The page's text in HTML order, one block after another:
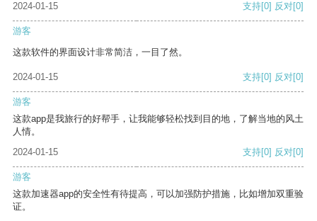
2024-01-15
支持[0] 反对[0]
游客
这款软件的界面设计非常简洁，一目了然。
2024-01-15 支持[0] 反对[0]
游客
这款app是我旅行的好帮手，让我能够轻松找到目的地，了解当地的风土
人情。
2024-01-15
支持[0] 反对[0]
游客
这款加速器app的安全性有待提高，可以加强防护措施，比如增加双重验
证。